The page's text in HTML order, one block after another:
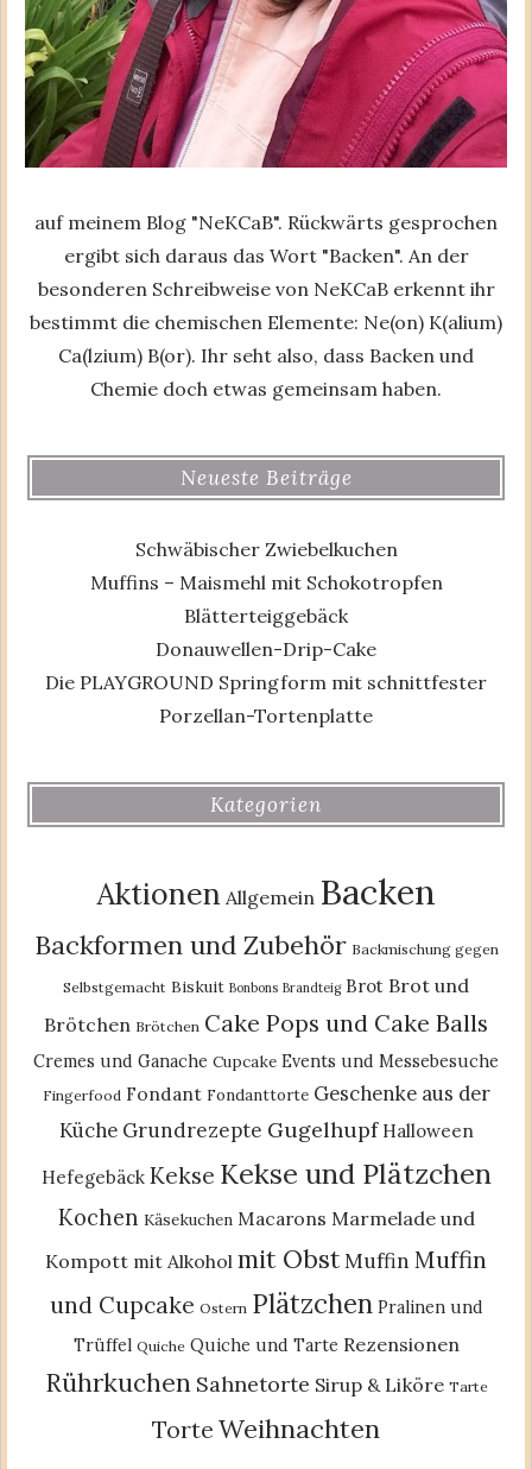
auf meinem Blog "NeKCaB". Rückwärts gesprochen
ergibt sich daraus das Wort "Backen". An der
besonderen Schreibweise von NeKCaB erkennt ihr
bestimmt die chemischen Elemente: Ne(on) K(alium)
Ca(lzium) B(or). Ihr seht also, dass Backen und
Chemie doch etwas gemeinsam haben.
Neueste Beiträge
Schwäbischer Zwiebelkuchen
Muffins – Maismehl mit Schokotropfen
Blätterteiggebäck
Donauwellen-Drip-Cake
Die PLAYGROUND Springform mit schnittfester
Porzellan-Tortenplatte
Kategorien
Aktionen Allgemein Backen
Backformen und Zubehör Backmischung gegen
Selbstgemacht Biskuit Bonbons Brandteig Brot Brot und
Brötchen Brötchen Cake Pops und Cake Balls
Cremes und Ganache Cupcake Events und Messebesuche
Fingerfood Fondant Fondanttorte Geschenke aus der
Küche Grundrezepte Gugelhupf Halloween
Hefegebäck Kekse Kekse und Plätzchen
Kochen Käsekuchen Macarons Marmelade und
Kompott mit Alkohol mit ObstMuffin Muffin
und Cupcake Ostern Plätzchen Pralinen und
Trüffel Quiche Quiche und Tarte Rezensionen
Rührkuchen Sahnetorte Sirup & Liköre Tarte
Torte Weihnachten